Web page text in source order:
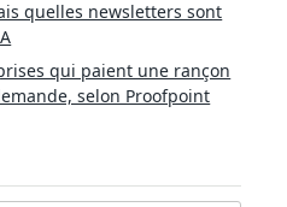
quelles newsletters sont
qui paient une rançon
selon Proofpoint